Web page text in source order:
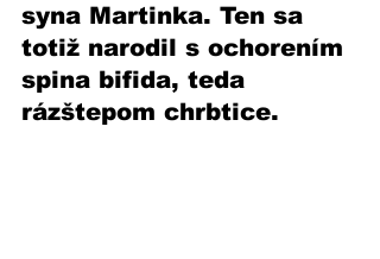
syna Martinka. Ten sa
totiž narodil s ochorením
spina bifida, teda
rázštepom chrbtice.